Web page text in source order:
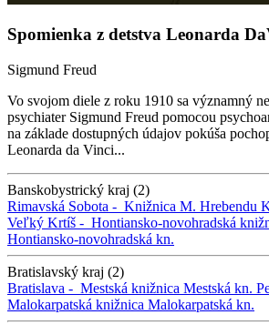
Spomienka z detstva Leonarda
Sigmund Freud
Vo svojom diele z roku 1910 sa významný
psychiater Sigmund Freud pomocou
na základe dostupných údajov pokúša
Leonarda da Vinci...
Banskobystrický kraj (2)
Rimavská Sobota - Knižnica M. Hrebendu
Veľký Krtíš - Hontiansko-novohradská
Hontiansko-novohradská kn.
Bratislavský kraj (2)
Bratislava - Mestská knižnica Mestská kn.
Malokarpatská knižnica Malokarpatská kn.